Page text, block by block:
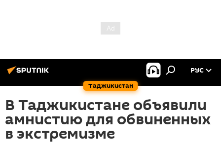
Таджикистан
РУС
В Таджикистане объявили
амнистию для обвиненных
в экстремизме